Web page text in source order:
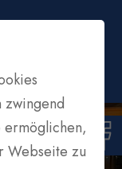
zwingend
ermöglichen,
Webseite zu